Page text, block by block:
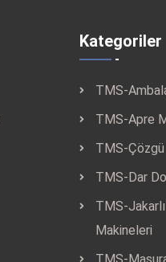
Kategoriler
TMS-
TMS-Apre
TMS-
TMS-Dar
TMS-
Makineleri